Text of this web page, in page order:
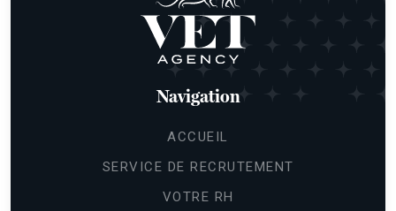
Navigation
ACCUEIL
SERVICE DE RECRUTEMENT
VOTRE RH